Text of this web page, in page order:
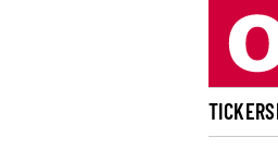
TICKER